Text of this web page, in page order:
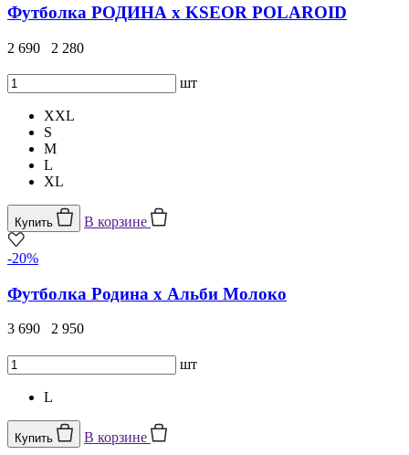
Футболка РОДИНА x KSEOR POLAROID
2 690 2 280
шт
XXL
S
M
L
XL
Купить В корзине
-20%
Футболка Родина х Альби Молоко
3 690 2 950
шт
L
Купить В корзине